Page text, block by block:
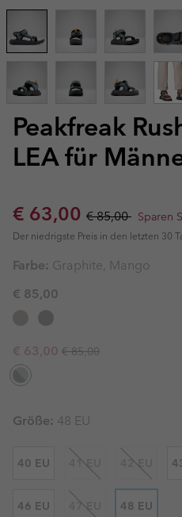
Peakfreak
LEA für
Sale price:
€ 63,00 Regular price:
€ 85,00 Sparen
Der niedrigste Preis in den letzten 30
Farbe: Graphite, Mango
€ 85,00
Sale price:
€ 63,00 Regular price:
€ 85,00
Größe: 48 EU
40 EU 41 EU 42 EU
46 EU 47 EU 48 EU